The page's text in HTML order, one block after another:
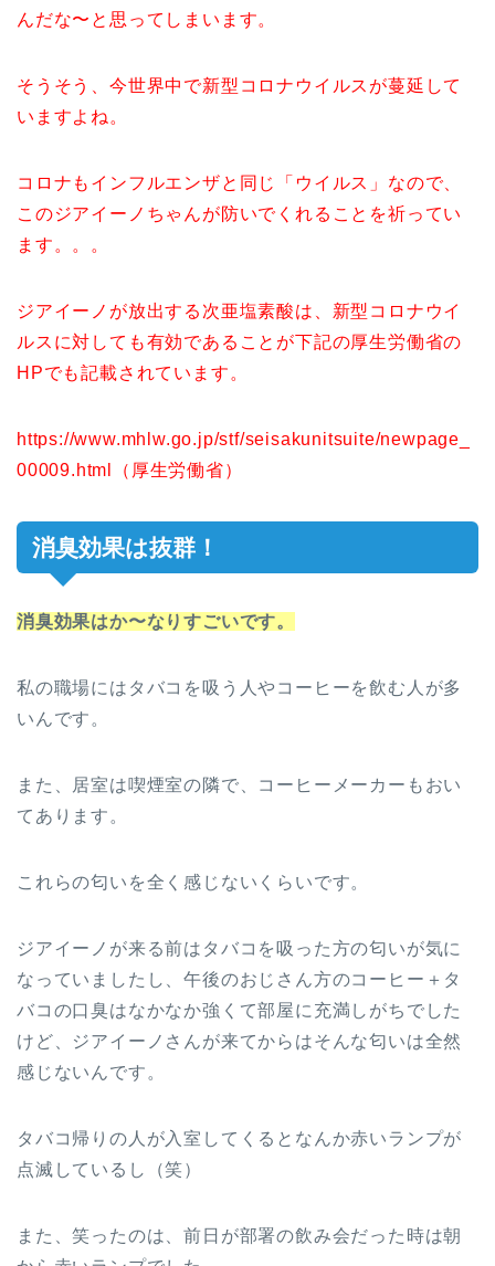
んだな〜と思ってしまいます。
そうそう、今世界中で新型コロナウイルスが蔓延して
いますよね。
コロナもインフルエンザと同じ「ウイルス」なので、
このジアイーノちゃんが防いでくれることを祈ってい
ます。。。
ジアイーノが放出する次亜塩素酸は、新型コロナウイ
ルスに対しても有効であることが下記の厚生労働省の
HPでも記載されています。
https://www.mhlw.go.jp/stf/seisakunitsuite/newpage_
00009.html（厚生労働省）
消臭効果は抜群！
消臭効果はか〜なりすごいです。
私の職場にはタバコを吸う人やコーヒーを飲む人が多
いんです。
また、居室は喫煙室の隣で、コーヒーメーカーもおい
てあります。
これらの匂いを全く感じないくらいです。
ジアイーノが来る前はタバコを吸った方の匂いが気に
なっていましたし、午後のおじさん方のコーヒー＋タ
バコの口臭はなかなか強くて部屋に充満しがちでした
けど、ジアイーノさんが来てからはそんな匂いは全然
感じないんです。
タバコ帰りの人が入室してくるとなんか赤いランプが
点滅しているし（笑）
また、笑ったのは、前日が部署の飲み会だった時は朝